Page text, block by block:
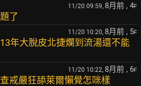
11/20 09:59, 8月前 , 4F
了
11/20 10:20, 8月前 , 5F
年大脫皮北捷爛到流湯還不能
11/20 10:22, 8月前 , 6F
戒嚴狂舔萊爾懶覺怎咪樣